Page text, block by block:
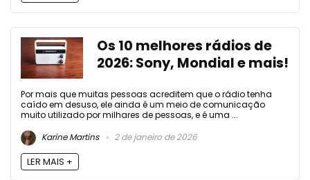
Os 10 melhores rádios de
2026: Sony, Mondial e mais!
Por mais que muitas pessoas acreditem que o rádio tenha
caído em desuso, ele ainda é um meio de comunicação
muito utilizado por milhares de pessoas, e é uma ...
Karine Martins
2 de janeiro de 2026
LER MAIS +